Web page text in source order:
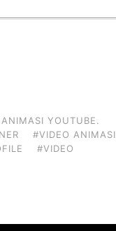
YOUTUBE.
#VIDEO ANIMASI
#VIDEO